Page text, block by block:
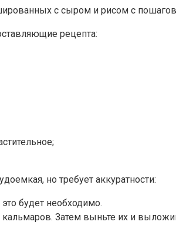
с сыром и рисом с
рецепта:
но требует аккуратности:
будет необходимо.
Затем выньте их и